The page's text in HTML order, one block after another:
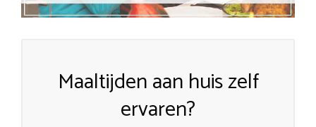
Maaltijden aan huis zelf
ervaren?